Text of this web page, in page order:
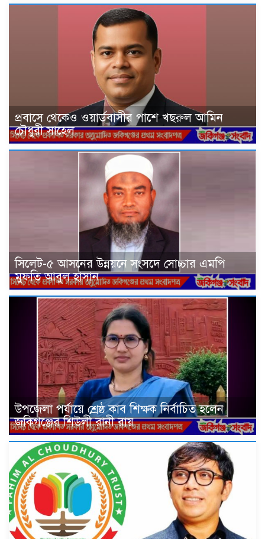
প্রবাসে থেকেও ওয়ার্ডবাসীর পাশে খছরুল আমিন
চৌধুরী সাহেল
সিলেট-৫ আসনের উন্নয়নে সংসদে সোচ্চার এমপি
মুফতি আবুল হাসান
উপজেলা পর্যায়ে শ্রেষ্ঠ কাব শিক্ষক নির্বাচিত হলেন
জকিগঞ্জের শিউলী রানী রায়